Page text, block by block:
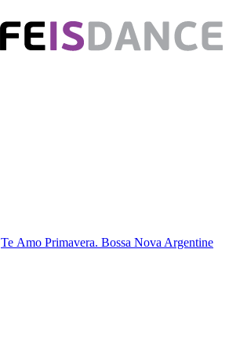
Te Аmo Primavera. Bossa Nova Argentine